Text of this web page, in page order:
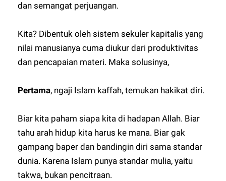
dan semangat perjuangan.
Kita? Dibentuk oleh sistem sekuler kapitalis yang
nilai manusianya cuma diukur dari produktivitas
dan pencapaian materi. Maka solusinya,
Pertama, ngaji Islam kaffah, temukan hakikat diri.
Biar kita paham siapa kita di hadapan Allah. Biar
tahu arah hidup kita harus ke mana. Biar gak
gampang baper dan bandingin diri sama standar
dunia. Karena Islam punya standar mulia, yaitu
takwa, bukan pencitraan.